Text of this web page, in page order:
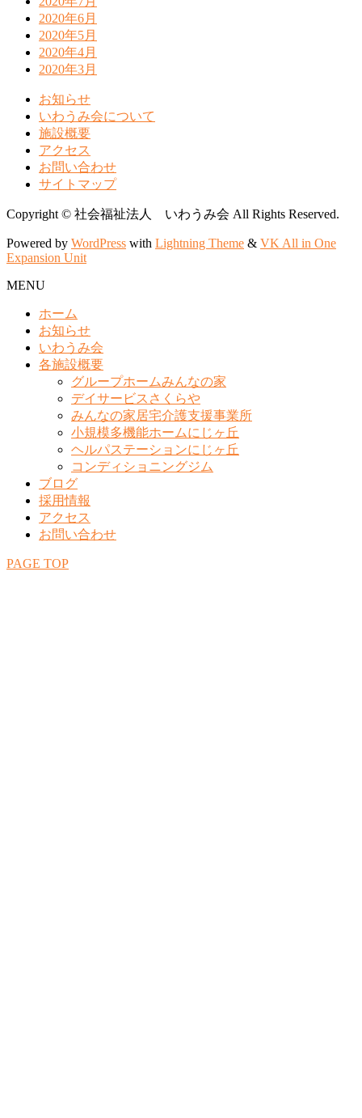
2020年6月
2020年5月
2020年4月
2020年3月
お知らせ
いわうみ会について
施設概要
アクセス
お問い合わせ
サイトマップ
Copyright © 社会福祉法人 いわうみ会 All Rights Reserved.
Powered by WordPress with Lightning Theme & VK All in One
Expansion Unit
MENU
ホーム
お知らせ
いわうみ会
各施設概要
グループホームみんなの家
デイサービスさくらや
みんなの家居宅介護支援事業所
小規模多機能ホームにじヶ丘
ヘルパステーションにじヶ丘
コンディショニングジム
ブログ
採用情報
アクセス
お問い合わせ
PAGE TOP